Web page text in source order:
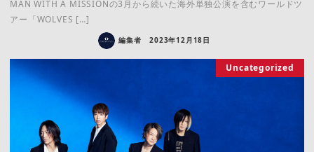
MAN WITH A MISSIONの3月から続いた海外単独公演を含むワールドツ
アー「WOLVES […]
編集者 2023年12月18日
Uncategorized